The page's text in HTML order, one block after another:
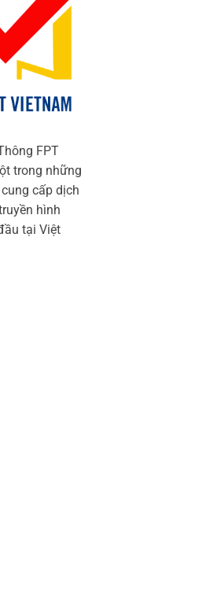
FPT
trong những
cấp dịch
hình
tại Việt